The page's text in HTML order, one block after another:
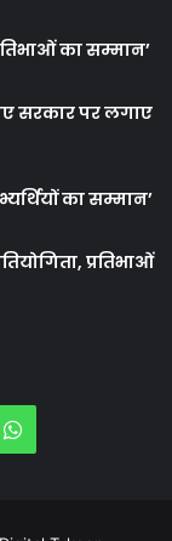
का सम्मान’
सरकार पर लगाए
का सम्मान’
प्रतिभाओं
WhatsApp